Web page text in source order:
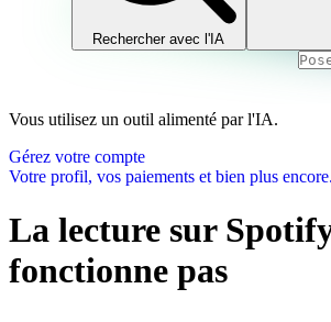
Rechercher avec l'IA
Vous utilisez un outil alimenté par l'IA.
Gérez votre compte
Votre profil, vos paiements et bien plus encore.
La lecture sur
fonctionne pas